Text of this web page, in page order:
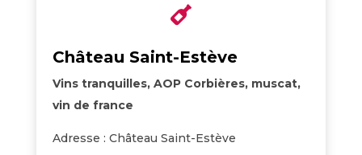

Château Saint-Estève
Vins tranquilles, AOP Corbières, muscat,
vin de france
Adresse : Château Saint-Estève